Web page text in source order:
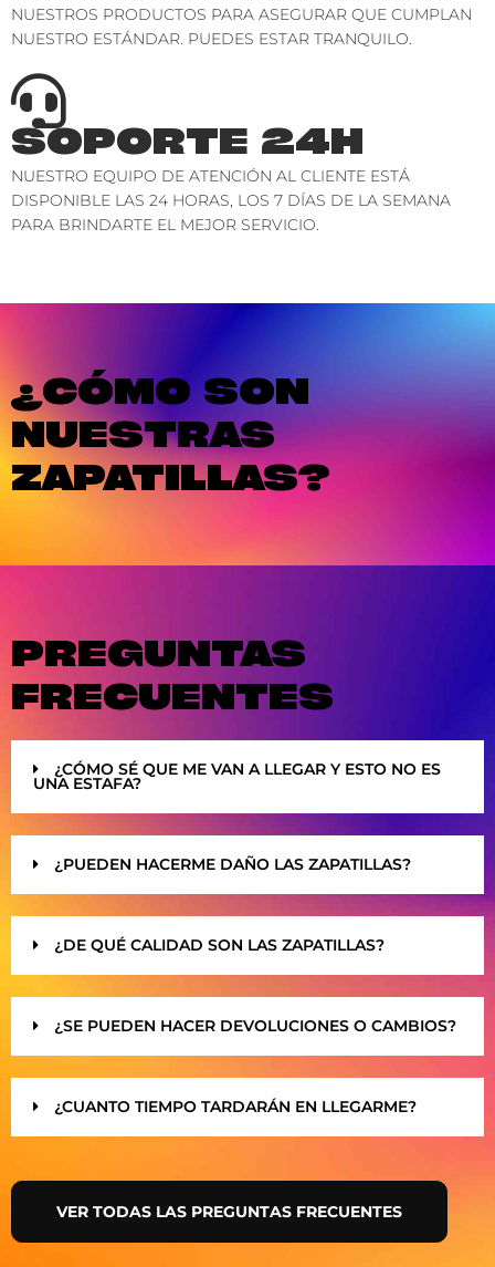
NUESTROS PRODUCTOS PARA ASEGURAR QUE CUMPLAN
NUESTRO ESTÁNDAR. PUEDES ESTAR TRANQUILO.
SOPORTE 24H
NUESTRO EQUIPO DE ATENCIÓN AL CLIENTE ESTÁ
DISPONIBLE LAS 24 HORAS, LOS 7 DÍAS DE LA SEMANA
PARA BRINDARTE EL MEJOR SERVICIO.
¿CÓMO SON
NUESTRAS
ZAPATILLAS?
PREGUNTAS
FRECUENTES
¿CÓMO SÉ QUE ME VAN A LLEGAR Y ESTO NO ES
UNA ESTAFA?
¿PUEDEN HACERME DAÑO LAS ZAPATILLAS?
¿DE QUÉ CALIDAD SON LAS ZAPATILLAS?
¿SE PUEDEN HACER DEVOLUCIONES O CAMBIOS?
¿CUANTO TIEMPO TARDARÁN EN LLEGARME?
VER TODAS LAS PREGUNTAS FRECUENTES